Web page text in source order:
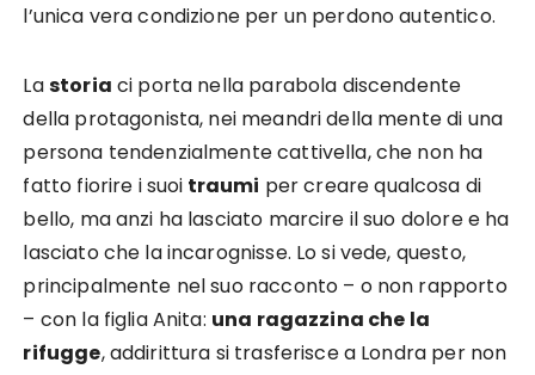
l’unica vera condizione per un perdono autentico.
Lastoria ci porta nella parabola discendente
della protagonista, nei meandri della mente di una
persona tendenzialmente cattivella, che non ha
fatto fiorire i suoi traumi per creare qualcosa di
bello, ma anzi ha lasciato marcire il suo dolore e ha
lasciato che la incarognisse. Lo si vede, questo,
principalmente nel suo racconto – o non rapporto
– con la figlia Anita: una ragazzina che la
rifugge, addirittura si trasferisce a Londra per non